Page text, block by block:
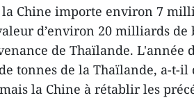
la Chine importe environ 7
d’environ 20 milliards de
de Thaïlande. L'année
tonnes de la Thaïlande, a-t-il
la Chine à rétablir les